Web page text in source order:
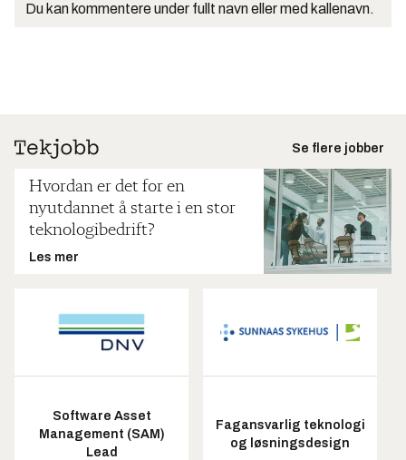
Du kan kommentere under fullt navn eller med kallenavn.
Se flere jobber
Hvordan er det for en
nyutdannet å starte i en stor
teknologibedrift?
Les mer
Software Asset
Management (SAM)
Lead
Fagansvarlig teknologi
og løsningsdesign